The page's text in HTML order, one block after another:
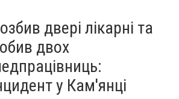
двері лікарні та
двох
у Кам'янці